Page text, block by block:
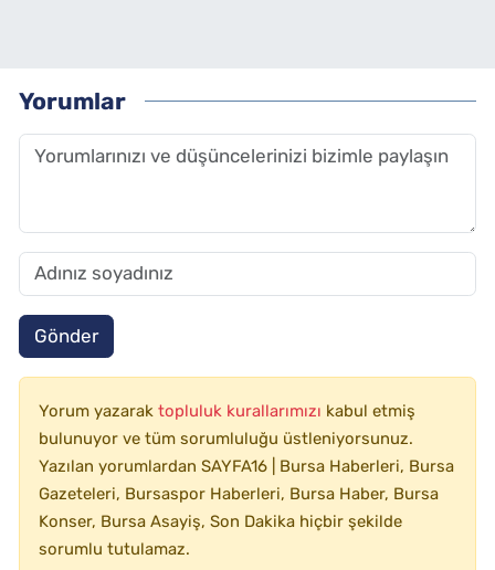
Yorumlar
Gönder
Yorum yazarak topluluk kurallarımızı kabul etmiş
bulunuyor ve tüm sorumluluğu üstleniyorsunuz.
Yazılan yorumlardan SAYFA16 | Bursa Haberleri, Bursa
Gazeteleri, Bursaspor Haberleri, Bursa Haber, Bursa
Konser, Bursa Asayiş, Son Dakika hiçbir şekilde
sorumlu tutulamaz.